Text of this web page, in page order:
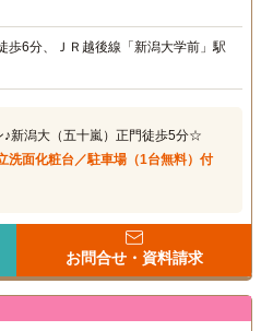
6分、ＪＲ越後線「新潟大学前」駅
♪新潟大（五十嵐）正門徒歩5分☆
洗面化粧台／駐車場（1台無料）付
お問合せ・資料請求